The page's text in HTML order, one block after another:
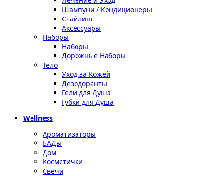
Шампуни / Кондиционеры
Стайлинг
Аксессуары
Наборы
Наборы
Дорожные Наборы
Тело
Уход за Кожей
Дезодоранты
Гели для Душа
Губки для Душа
Wellness
Ароматизаторы
БАДы
Дом
Косметички
Свечи